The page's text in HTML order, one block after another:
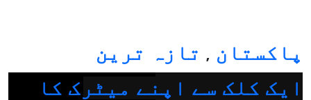
پاکستان , تازہ ترین
ایک کلک سے اپنے میٹرک کا